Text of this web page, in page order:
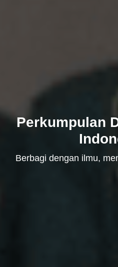
Perkumpulan
Berbagi dengan ilmu,